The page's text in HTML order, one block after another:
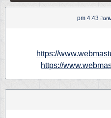
https://
https://